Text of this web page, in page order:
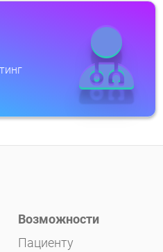
Возможности
Пациенту